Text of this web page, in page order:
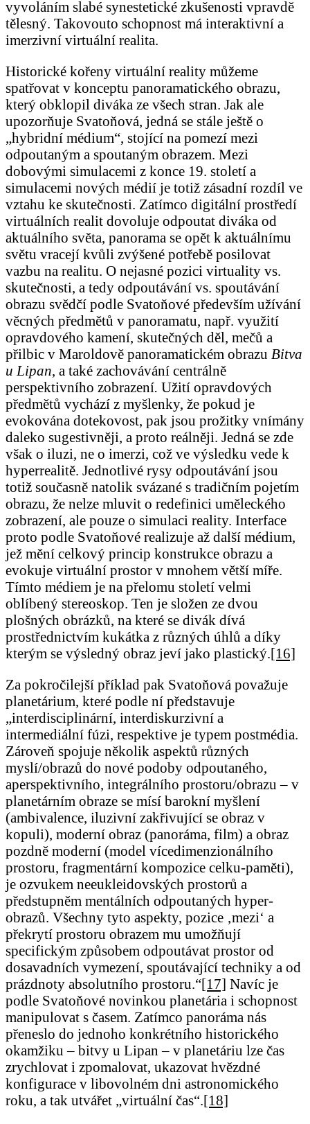
vyvoláním slabé synestetické zkušenosti vpravdě
tělesný. Takovouto schopnost má interaktivní a
imerzivní virtuální realita.
Historické kořeny virtuální reality můžeme
spatřovat v konceptu panoramatického obrazu,
který obklopil diváka ze všech stran. Jak ale
upozorňuje Svatoňová, jedná se stále ještě o
„hybridní médium“, stojící na pomezí mezi
odpoutaným a spoutaným obrazem. Mezi
dobovými simulacemi z konce 19. století a
simulacemi nových médií je totiž zásadní rozdíl ve
vztahu ke skutečnosti. Zatímco digitální prostředí
virtuálních realit dovoluje odpoutat diváka od
aktuálního světa, panorama se opět k aktuálnímu
světu vracejí kvůli zvýšené potřebě posilovat
vazbu na realitu. O nejasné pozici virtuality vs.
skutečnosti, a tedy odpoutávání vs. spoutávání
obrazu svědčí podle Svatoňové především užívání
věcných předmětů v panoramatu, např. využití
opravdového kamení, skutečných děl, mečů a
přilbic v Maroldově panoramatickém obrazu Bitva
u Lipan, a také zachovávání centrálně
perspektivního zobrazení. Užití opravdových
předmětů vychází z myšlenky, že pokud je
evokována dotekovost, pak jsou prožitky vnímány
daleko sugestivněji, a proto reálněji. Jedná se zde
však o iluzi, ne o imerzi, což ve výsledku vede k
hyperrealitě. Jednotlivé rysy odpoutávání jsou
totiž současně natolik svázané s tradičním pojetím
obrazu, že nelze mluvit o redefinici uměleckého
zobrazení, ale pouze o simulaci reality. Interface
proto podle Svatoňové realizuje až další médium,
jež mění celkový princip konstrukce obrazu a
evokuje virtuální prostor v mnohem větší míře.
Tímto médiem je na přelomu století velmi
oblíbený stereoskop. Ten je složen ze dvou
plošných obrázků, na které se divák dívá
prostřednictvím kukátka z různých úhlů a díky
kterým se výsledný obraz jeví jako plastický.[16]
Za pokročilejší příklad pak Svatoňová považuje
planetárium, které podle ní představuje
„interdisciplinární, interdiskurzivní a
intermediální fúzi, respektive je typem postmédia.
Zároveň spojuje několik aspektů různých
myslí/obrazů do nové podoby odpoutaného,
aperspektivního, integrálního prostoru/obrazu – v
planetárním obraze se mísí barokní myšlení
(ambivalence, iluzivní zakřivující se obraz v
kopuli), moderní obraz (panoráma, film) a obraz
pozdně moderní (model vícedimenzionálního
prostoru, fragmentární kompozice celku-paměti),
je ozvukem neeukleidovských prostorů a
předstupněm mentálních odpoutaných hyper-
obrazů. Všechny tyto aspekty, pozice ‚mezi‘ a
překrytí prostoru obrazem mu umožňují
specifickým způsobem odpoutávat prostor od
dosavadních vymezení, spoutávající techniky a od
prázdnoty absolutního prostoru.“[17] Navíc je
podle Svatoňové novinkou planetária i schopnost
manipulovat s časem. Zatímco panoráma nás
přeneslo do jednoho konkrétního historického
okamžiku – bitvy u Lipan – v planetáriu lze čas
zrychlovat i zpomalovat, ukazovat hvězdné
konfigurace v libovolném dni astronomického
roku, a tak utvářet „virtuální čas“.[18]